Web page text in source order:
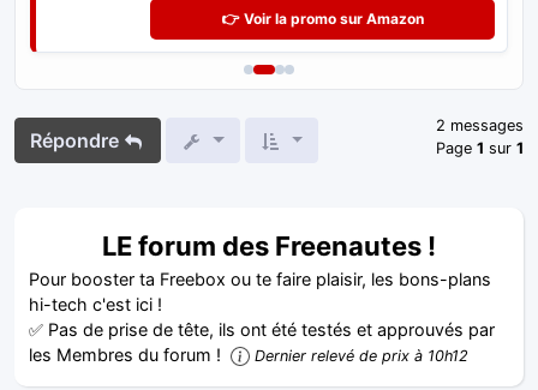
👉 Voir la promo sur Amazon
Répondre
2 messages
Page 1 sur 1
LE forum des Freenautes !
Pour booster ta Freebox ou te faire plaisir, les bons-plans
hi-tech c'est ici !
✅ Pas de prise de tête, ils ont été testés et approuvés par
les Membres du forum !
Dernier relevé de prix à 10h12